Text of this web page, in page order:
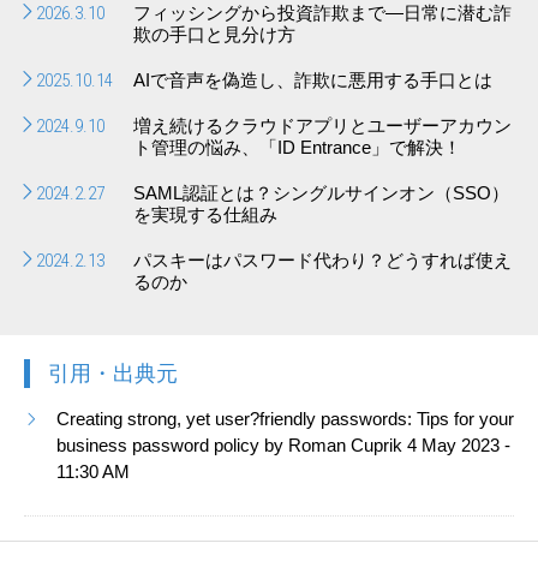
2026.3.10
フィッシングから投資詐欺まで―日常に潜む詐
欺の手口と見分け方
2025.10.14 AIで音声を偽造し、詐欺に悪用する手口とは
2024.9.10
増え続けるクラウドアプリとユーザーアカウン
ト管理の悩み、「ID Entrance」で解決！
2024.2.27
SAML認証とは？シングルサインオン（SSO）
を実現する仕組み
2024.2.13
パスキーはパスワード代わり？どうすれば使え
るのか
引用・出典元
Creating strong, yet user?friendly passwords: Tips for your
business password policy by Roman Cuprik 4 May 2023 -
11:30 AM